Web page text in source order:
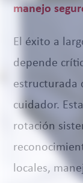
manejo
El éxito a
depende
estructurada
cuidador.
rotación
locales,